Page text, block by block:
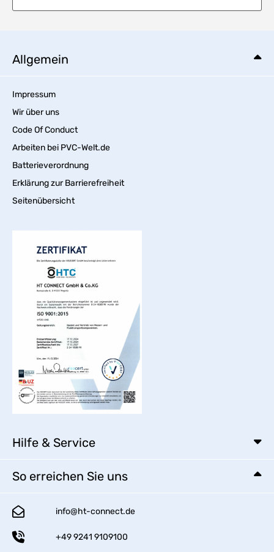
Allgemein
Impressum
Wir über uns
Code Of Conduct
Arbeiten bei PVC-Welt.de
Batterieverordnung
Erklärung zur Barrierefreiheit
Seitenübersicht
Hilfe & Service
So erreichen Sie uns
info@ht-connect.de
+49 9241 9109100